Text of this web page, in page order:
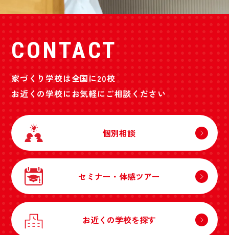
CONTACT
家づくり学校は全国に20校
お近くの学校にお気軽にご相談ください
個別相談
セミナー・体感ツアー
お近くの学校を探す